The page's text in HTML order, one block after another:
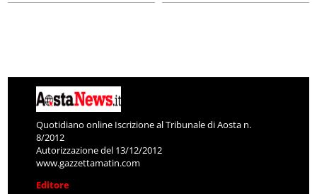
Quotidiano online Iscrizione al Tribunale di Aosta n.
8/2012
Autorizzazione del 13/12/2012
www.gazzettamatin.com
Editore